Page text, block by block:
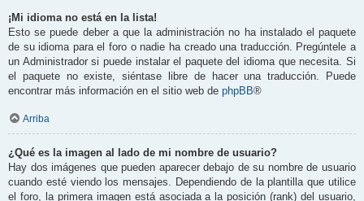
¡Mi idioma no está en la lista!
Esto se puede deber a que la administración no ha instalado el paquete
de su idioma para el foro o nadie ha creado una traducción. Pregúntele a
un Administrador si puede instalar el paquete del idioma que necesita. Si
el paquete no existe, siéntase libre de hacer una traducción. Puede
encontrar más información en el sitio web de phpBB®
Arriba
¿Qué es la imagen al lado de mi nombre de usuario?
Hay dos imágenes que pueden aparecer debajo de su nombre de usuario
cuando esté viendo los mensajes. Dependiendo de la plantilla que utilice
el foro, la primera imagen está asociada a la posición (rank) del usuario,